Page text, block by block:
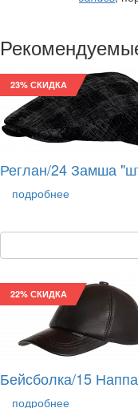
23% СКИДКА
Реглан/24 Замша
подробнее
22% СКИДКА
Бейсболка/15
подробнее